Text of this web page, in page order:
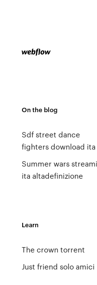
On the blog
Sdf street dance
fighters download ita
Summer wars
ita altadefinizione
Learn
The crown torrent
Just friend solo amici